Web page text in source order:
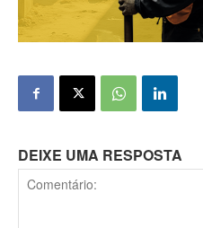
DEIXE UMA RESPOSTA